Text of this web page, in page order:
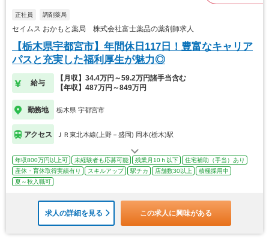
正社員 調剤薬局
セイムス おかもと薬局 株式会社富士薬品の薬剤師求人
【栃木県宇都宮市】年間休日117日！豊富なキャリア
パスと充実した福利厚生が魅力◎
給与
【月収】34.4万円～59.2万円諸手当含む
【年収】487万円～849万円
勤務地 栃木県 宇都宮市
アクセス ＪＲ東北本線(上野－盛岡) 岡本(栃木)駅
年収800万円以上可 未経験者も応募可能 残業月10ｈ以下
住宅補助（手当）あり
産休・育休取得実績有り
スキルアップ 駅チカ 店舗数30以上
積極採用中
夏～秋入職可
求人の詳細を見る この求人に興味がある